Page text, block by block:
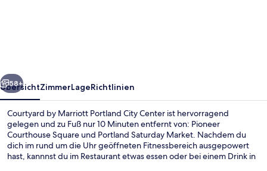
Weiter
58+
ÜbersichtZimmerLageRichtlinien
Courtyard by Marriott Portland City Center ist hervorragend
gelegen und zu Fuß nur 10 Minuten entfernt von: Pioneer
Courthouse Square und Portland Saturday Market. Nachdem du
dich im rund um die Uhr geöffneten Fitnessbereich ausgepowert
hast, kannnst du im Restaurant etwas essen oder bei einem Drink in